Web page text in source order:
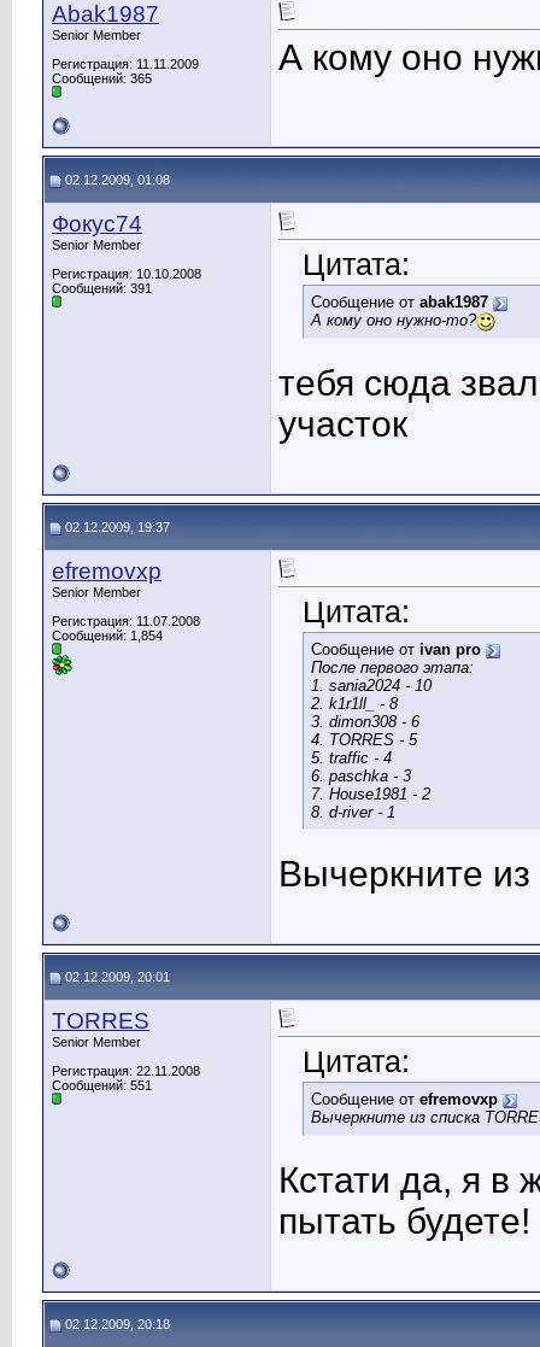
Abak1987
Senior Member
Регистрация: 11.11.2009
Сообщений: 365
А кому оно
02.12.2009, 01:08
Фокус74
Senior Member
Регистрация: 10.10.2008
Сообщений: 391
Цитата:
Сообщение от abak1987
А кому оно нужно-то?
тебя сюда
участок
02.12.2009, 19:37
efremovxp
Senior Member
Регистрация: 11.07.2008
Сообщений: 1,854
Цитата:
Сообщение от ivan pro
После первого этапа:
1. sania2024 - 10
2. k1r1ll_ - 8
3. dimon308 - 6
4. TORRES - 5
5. traffic - 4
6. paschka - 3
7. House1981 - 2
8. d-river - 1
Вычеркните
02.12.2009, 20:01
TORRES
Senior Member
Регистрация: 22.11.2008
Сообщений: 551
Цитата:
Сообщение от efremovxp
Вычеркните из списка
Кстати да, я в
пытать будете!
02.12.2009, 20:18